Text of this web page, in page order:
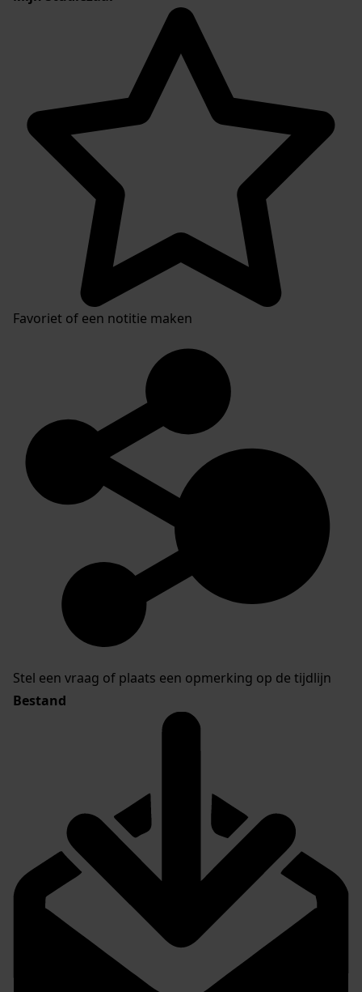
Favoriet of een notitie maken
Stel een vraag of plaats een opmerking op de tijdlijn
Bestand